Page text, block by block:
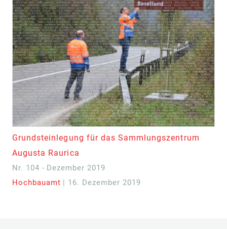
Grundsteinlegung für das Sammlungszentrum
Augusta Raurica
Nr. 104 - Dezember 2019
Hochbauamt | 16. Dezember 2019